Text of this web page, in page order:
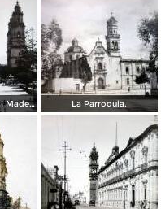
Avenida Francisco I Madero( Circulada el 7de Agosto de 1934 ). La Parroquia.